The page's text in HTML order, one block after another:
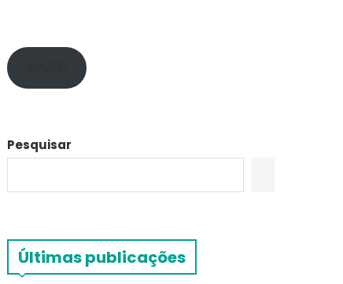
Pesquisar
Últimas publicações